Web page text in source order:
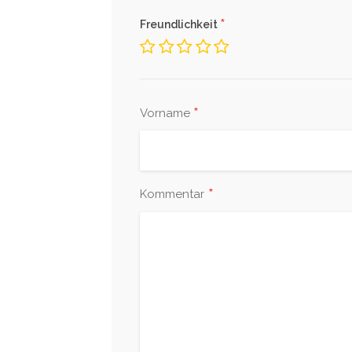
Freundlichkeit *
Vorname *
Kommentar *